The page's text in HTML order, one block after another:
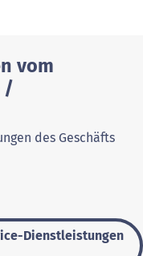
vom
/
des Geschäfts
Dienstleistungen